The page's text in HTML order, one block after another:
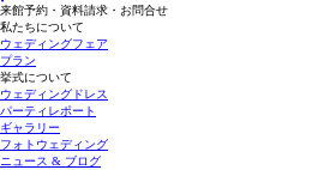
来館予約・資料請求・お問合せ
私たちについて
ウェディングフェア
プラン
挙式について
ウェディングドレス
パーティレポート
ギャラリー
フォトウェディング
ニュース & ブログ